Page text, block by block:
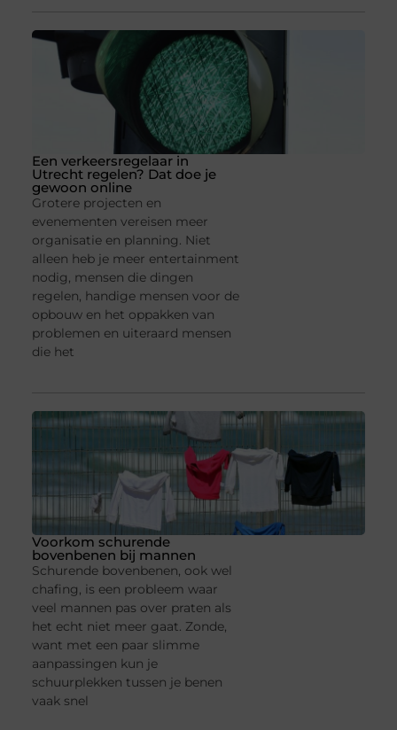
Een verkeersregelaar in
Utrecht regelen? Dat doe je
gewoon online
Grotere projecten en
evenementen vereisen meer
organisatie en planning. Niet
alleen heb je meer entertainment
nodig, mensen die dingen
regelen, handige mensen voor de
opbouw en het oppakken van
problemen en uiteraard mensen
die het
Voorkom schurende
bovenbenen bij mannen
Schurende bovenbenen, ook wel
chafing, is een probleem waar
veel mannen pas over praten als
het echt niet meer gaat. Zonde,
want met een paar slimme
aanpassingen kun je
schuurplekken tussen je benen
vaak snel